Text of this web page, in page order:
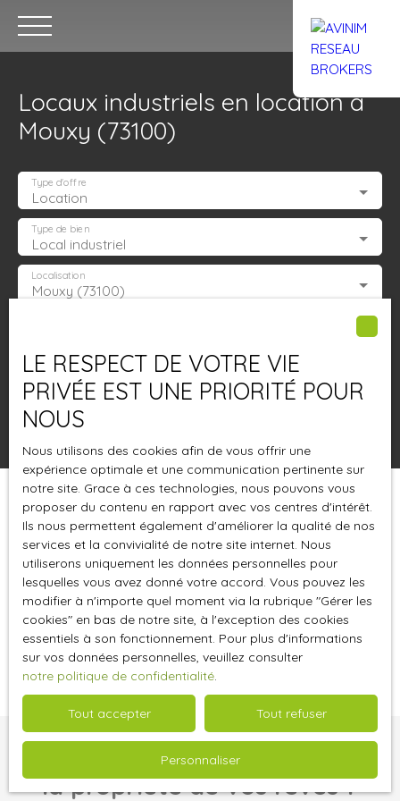
Accueil Acheter Trouver un
Estimation
Locaux industriels en location à
Mouxy (73100)
Location
Type d'offre
Local industriel
Type de bien
Mouxy (73100)
Localisation
Surface min (m²)
Pertinence
Trier par Créer une alerte
Aucun résultat
Vous ne trouvez pas
la propriété de vos rêves ?
LE RESPECT DE VOTRE VIE
PRIVÉE EST UNE PRIORITÉ POUR
NOUS
Nous utilisons des cookies afin de vous offrir une
expérience optimale et une communication pertinente sur
notre site. Grace à ces technologies, nous pouvons vous
proposer du contenu en rapport avec vos centres d'intérêt.
Ils nous permettent également d'améliorer la qualité de nos
services et la convivialité de notre site internet. Nous
utiliserons uniquement les données personnelles pour
lesquelles vous avez donné votre accord. Vous pouvez les
modifier à n'importe quel moment via la rubrique ″Gérer les
cookies″ en bas de notre site, à l'exception des cookies
essentiels à son fonctionnement. Pour plus d'informations
sur vos données personnelles, veuillez consulter
notre politique de confidentialité.
Tout accepter Tout refuser
Personnaliser